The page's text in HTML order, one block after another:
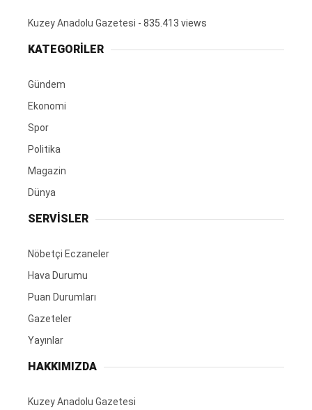
Kuzey Anadolu Gazetesi - 835.413 views
KATEGORİLER
Gündem
Ekonomi
Spor
Politika
Magazin
Dünya
SERVİSLER
Nöbetçi Eczaneler
Hava Durumu
Puan Durumları
Gazeteler
Yayınlar
HAKKIMIZDA
Kuzey Anadolu Gazetesi